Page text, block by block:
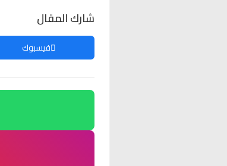
شارك المقال
فيسبوك